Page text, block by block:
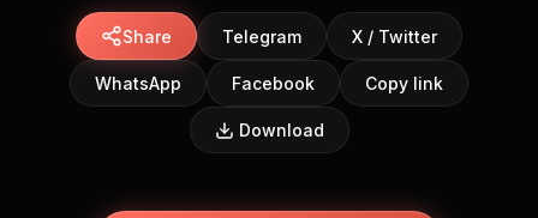
Share Telegram X / Twitter
WhatsApp Facebook Copy link
Download